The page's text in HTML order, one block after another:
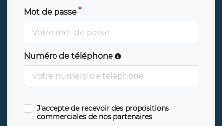
Mot de passe
Numéro de téléphone
J'accepte de recevoir des propositions
commerciales de nos partenaires